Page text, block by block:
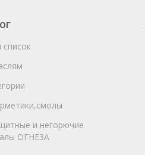
и негорючие
ОГНЕЗА